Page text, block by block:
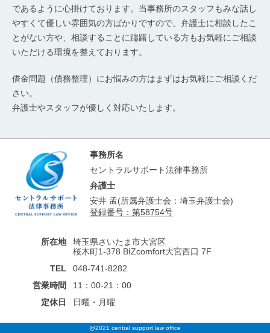
であるように心掛けております。当事務所のスタッフもみな話し
やすくて優しい雰囲気の方ばかりですので、弁護士に相談したこ
とがない方や、相談することに躊躇している方もお気軽にご相談
いただける環境を整えております。
借金問題（債務整理）にお悩みの方はまずはお気軽にご相談くだ
さい。
弁護士やスタッフが優しく対応いたします。
事務所名
セントラルサポート法律事務所
弁護士
安井 孟(所属弁護士会：埼玉弁護士会)
登録番号：第58754号
所在地
埼玉県さいたま市大宮区
桜木町1-378 BIZcomfort大宮西口 7F
TEL
048-741-8282
営業時間
11：00-21：00
定休日
日曜・月曜
@2021 central support law office